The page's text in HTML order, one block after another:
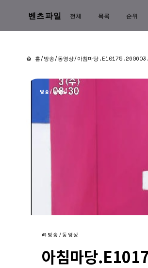
벤츠파일 전체 목록 순위
홈/방송/동영상/아침마당
방송/동영상
방송/동영상
아침마당